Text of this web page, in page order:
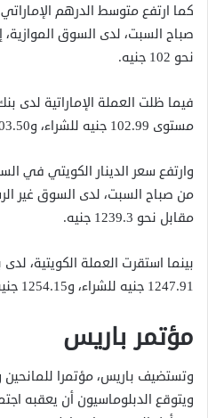
كما ارتفع متوسط الدرهم
نحو 102 جنيه.
فيما ظلت العملة الإماراتية لدى
مستوى 102.99 جنيه للشراء، و103.50 جنيه للبيع.
وارتفع سعر الدينار الكويتي في
مقابل نحو 1239.3 جنيه.
بينما استقرت العملة الكويتية،
1247.91 جنيه للشراء، و1254.15 جنيه للبيع.
مؤتمر باريس
وتستضيف باريس، مؤتمرا للمانحين
ويتوقع الدبلوماسيون أن يعقبه